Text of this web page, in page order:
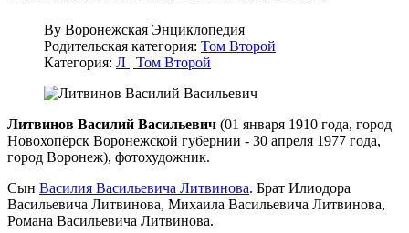
By Воронежская Энциклопедия
Родительская категория: Том Второй
Категория: Л | Том Второй
Литвинов Василий Васильевич (01 января 1910 года, город
Новохопёрск Воронежской губернии - 30 апреля 1977 года,
город Воронеж), фотохудожник.
Сын Василия Васильевича Литвинова. Брат Илиодора
Васильевича Литвинова, Михаила Васильевича Литвинова,
Романа Васильевича Литвинова.